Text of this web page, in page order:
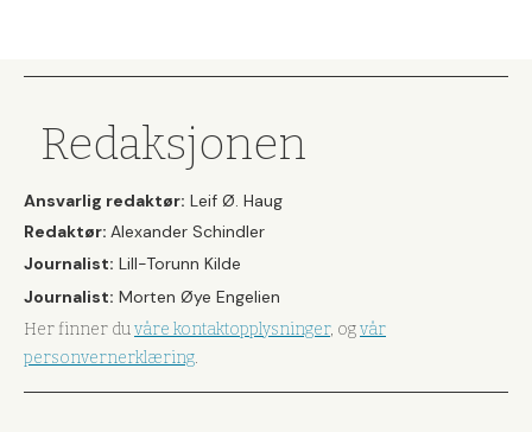
Redaksjonen
Ansvarlig redaktør: Leif Ø. Haug
Redaktør: Alexander Schindler
Journalist: Lill-Torunn Kilde
Journalist: Morten Øye Engelien
Her finner duvåre kontaktopplysninger, ogvår
personvernerklæring.